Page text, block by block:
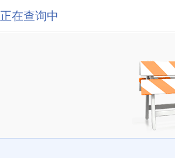
正在查询中